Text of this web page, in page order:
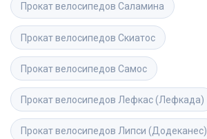
Прокат велосипедов Саламина
Прокат велосипедов Скиатос
Прокат велосипедов Самос
Прокат велосипедов Лефкас (Лефкада)
Прокат велосипедов Липси (Додеканес)